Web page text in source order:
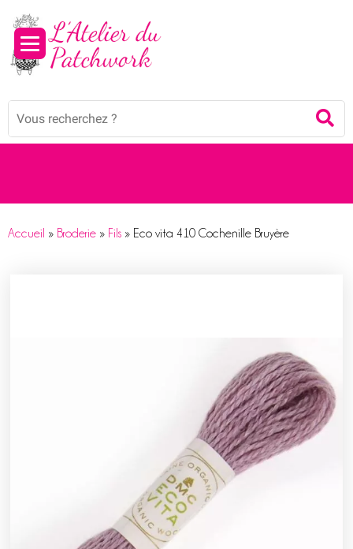
Mots
Accueil » Broderie » Fils » Eco vita 410 Cochenille Bruyère
Panneau de gestion des cookies